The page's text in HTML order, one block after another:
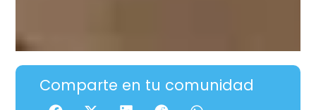
Comparte en tu comunidad